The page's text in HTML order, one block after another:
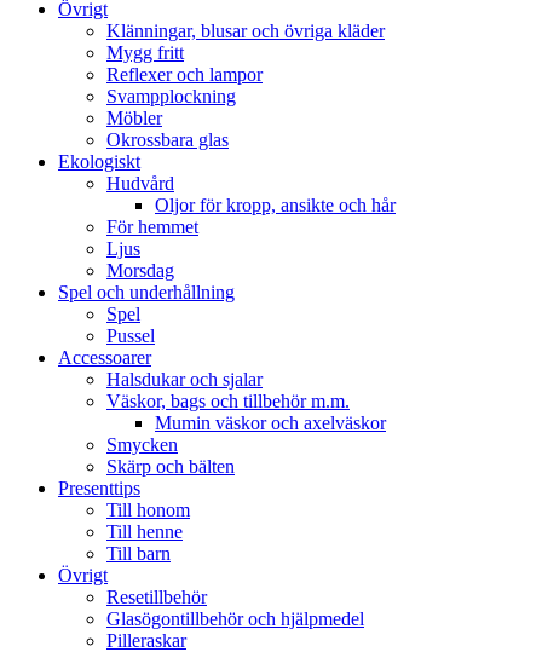
Övrigt
Klänningar, blusar och övriga kläder
Mygg fritt
Reflexer och lampor
Svampplockning
Möbler
Okrossbara glas
Ekologiskt
Hudvård
Oljor för kropp, ansikte och hår
För hemmet
Ljus
Morsdag
Spel och underhållning
Spel
Pussel
Accessoarer
Halsdukar och sjalar
Väskor, bags och tillbehör m.m.
Mumin väskor och axelväskor
Smycken
Skärp och bälten
Presenttips
Till honom
Till henne
Till barn
Övrigt
Resetillbehör
Glasögontillbehör och hjälpmedel
Pilleraskar